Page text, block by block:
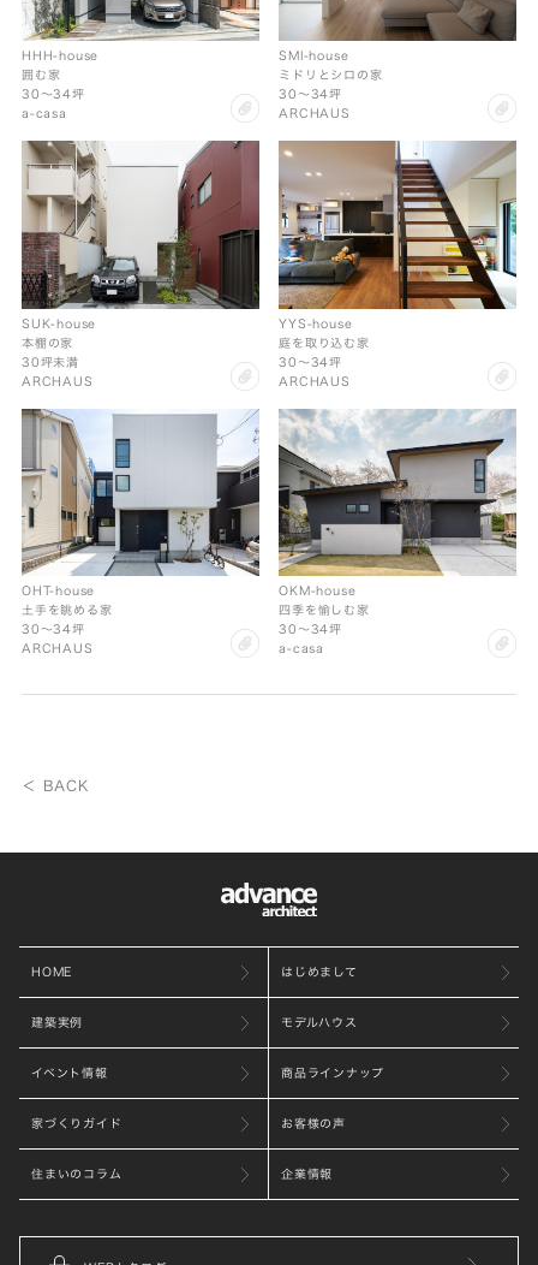
clip
HHH-house
囲む家
30〜34坪
a-casa
SMI-house
ミドリとシロの家
30〜34坪
ARCHAUS
clip
SUK-house
本棚の家
30坪未満
ARCHAUS
YYS-house
庭を取り込む家
30〜34坪
ARCHAUS
OHT-house
土手を眺める家
30〜34坪
ARCHAUS
OKM-house
四季を愉しむ家
30〜34坪
a-casa
＜ BACK
HOME はじめまして
建築実例 モデルハウス
イベント情報 商品ラインナップ
家づくりガイド お客様の声
住まいのコラム 企業情報